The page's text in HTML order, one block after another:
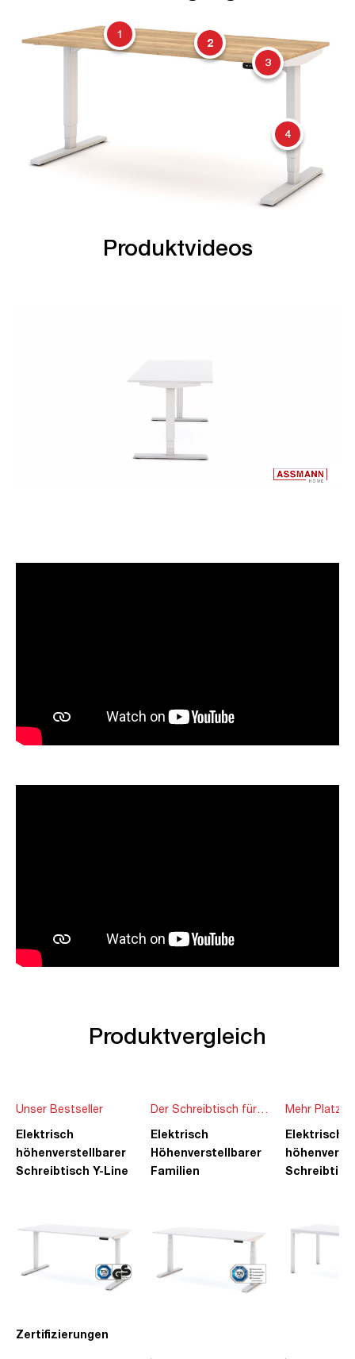
1
2
3
4
Produktvideos
Produktvergleich
Zertifizierungen
Unser Bestseller
Elektrisch
höhenverstellbarer
Schreibtisch Y-Line
Der Schreibtisch für
die ganze Familie
Elektrisch
Höhenverstellbarer
Familien
Mehr Platz
Ideen
Elektrisch